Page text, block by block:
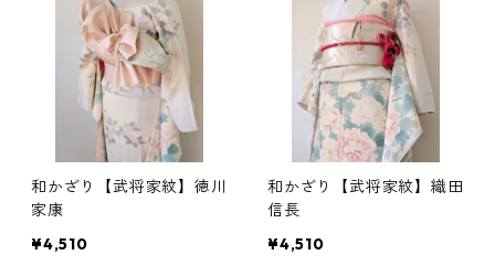
和かざり【武将家紋】徳川
家康
¥4,510
和かざり【武将家紋】織田
信長
¥4,510